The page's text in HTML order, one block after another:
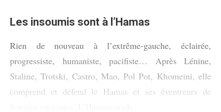
Les insoumis sont à l’Hamas
Rien de nouveau à l’extrême-gauche, éclairée,
progressiste, humaniste, pacifiste… Après Lénine,
Staline, Trotski, Castro, Mao, Pol Pot, Khomeini, elle
comprend et défend le Hamas et ses éventreurs de